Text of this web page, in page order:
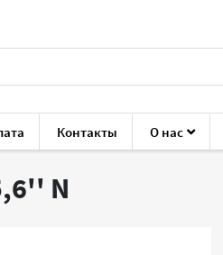
Контакты О нас
Сумки и рюкзаки HP
N